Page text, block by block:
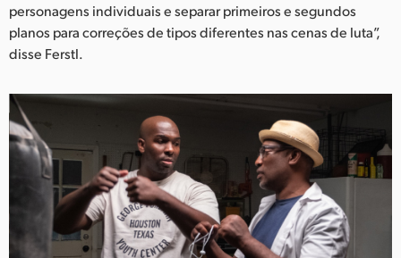
Spain
Sweden
Chinese Taipei
Ukraine
United Kingdom
personagens individuais e separar primeiros e segundos
planos para correções de tipos diferentes nas cenas de luta”,
disse Ferstl.